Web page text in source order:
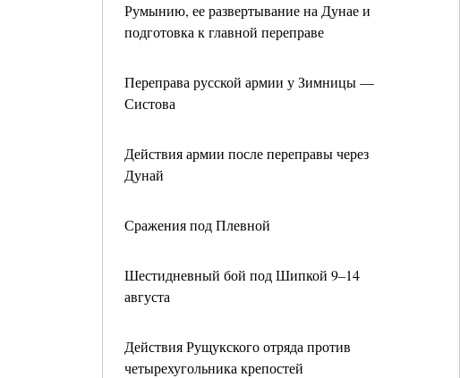
Румынию, ее развертывание на Дунае и
подготовка к главной переправе
Переправа русской армии у Зимницы —
Систова
Действия армии после переправы через
Дунай
Сражения под Плевной
Шестидневный бой под Шипкой 9–14
августа
Действия Рущукского отряда против
четырехугольника крепостей